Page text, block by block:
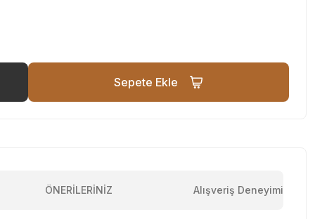
Sepete Ekle
ÖNERİLERİNİZ Alışveriş Deneyimi